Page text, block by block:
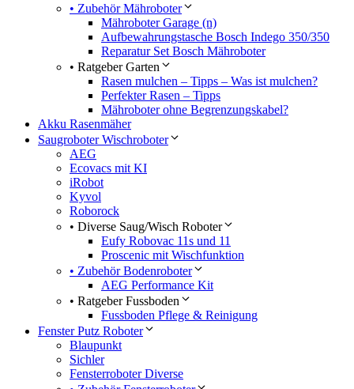
• Zubehör Mähroboter
Mähroboter Garage (n)
Aufbewahrungstasche Bosch Indego 350/350
Reparatur Set Bosch Mähroboter
• Ratgeber Garten
Rasen mulchen – Tipps – Was ist mulchen?
Perfekter Rasen – Tipps
Mähroboter ohne Begrenzungskabel?
Akku Rasenmäher
Saugroboter Wischroboter
AEG
Ecovacs mit KI
iRobot
Kyvol
Roborock
• Diverse Saug/Wisch Roboter
Eufy Robovac 11s und 11
Proscenic mit Wischfunktion
• Zubehör Bodenroboter
AEG Performance Kit
• Ratgeber Fussboden
Fussboden Pflege & Reinigung
Fenster Putz Roboter
Blaupunkt
Sichler
Fensterroboter Diverse